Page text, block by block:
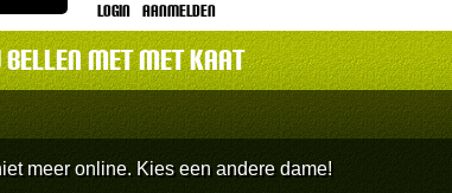
login Aanmelden
bellen met met Kaat
meer online. Kies een andere dame!